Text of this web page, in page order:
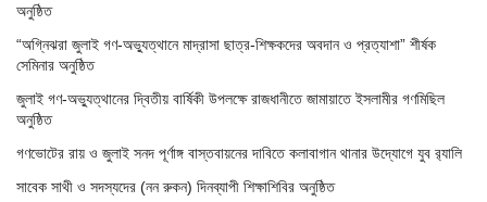
অনুষ্ঠিত
“অগ্নিঝরা জুলাই গণ-অভ্যুত্থানে মাদ্রাসা ছাত্র-শিক্ষকদের অবদান ও প্রত্যাশা” শীর্ষক
সেমিনার অনুষ্ঠিত
জুলাই গণ-অভ্যুত্থানের দ্বিতীয় বার্ষিকী উপলক্ষে রাজধানীতে জামায়াতে ইসলামীর গণমিছিল
অনুষ্ঠিত
গণভোটের রায় ও জুলাই সনদ পূর্ণাঙ্গ বাস্তবায়নের দাবিতে কলাবাগান থানার উদ্যোগে যুব র‌্যালি
সাবেক সাথী ও সদস্যদের (নন রুকন) দিনব্যাপী শিক্ষাশিবির অনুষ্ঠিত